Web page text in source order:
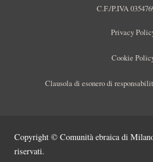
C.F./P.IVA
Privacy
Cookie
Clausola di esonero di
Copyright © Comunità ebraica di
riservati.